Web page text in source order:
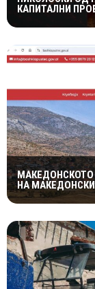
КАПИТАЛНИ
ПОКВАЛИТЕТЕН
МАКЕДОНСКОТО
НА
ОПШТИНА